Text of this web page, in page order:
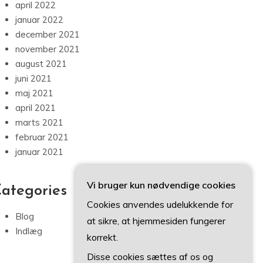
april 2022
januar 2022
december 2021
november 2021
august 2021
juni 2021
maj 2021
april 2021
marts 2021
februar 2021
januar 2021
Blog
Indlæg
Vi bruger kun nødvendige cookies
Cookies anvendes udelukkende for
at sikre, at hjemmesiden fungerer
korrekt.
Disse cookies sættes af os og